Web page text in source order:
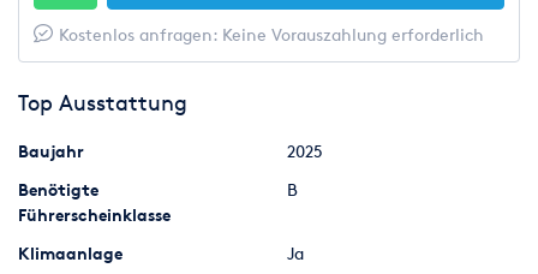
Kostenlos anfragen: Keine Vorauszahlung erforderlich
Top Ausstattung
Baujahr
2025
Benötigte
Führerscheinklasse
B
Klimaanlage
Ja